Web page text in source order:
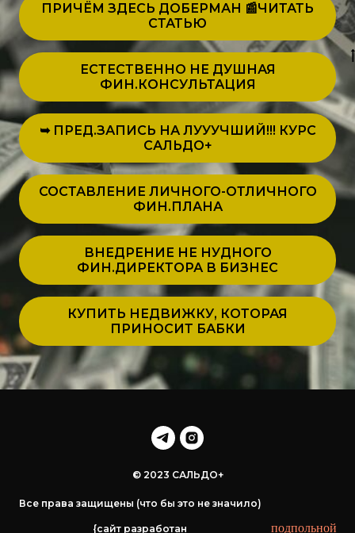
ПРИЧЁМ ЗДЕСЬ ДОБЕРМАН 📰ЧИТАТЬ
СТАТЬЮ
ЕСТЕСТВЕННО НЕ ДУШНАЯ
ФИН.КОНСУЛЬТАЦИЯ
➥︎ ПРЕД.ЗАПИСЬ НА ЛУУУЧШИЙ!!! КУРС
САЛЬДО+
СОСТАВЛЕНИЕ ЛИЧНОГО-ОТЛИЧНОГО
ФИН.ПЛАНА
ВНЕДРЕНИЕ НЕ НУДНОГО
ФИН.ДИРЕКТОРА В БИЗНЕС
КУПИТЬ НЕДВИЖКУ, КОТОРАЯ
ПРИНОСИТ БАБКИ
© 2023 САЛЬДО+
Все права защищены (что бы это не значило)
{сайт разработан подпольной